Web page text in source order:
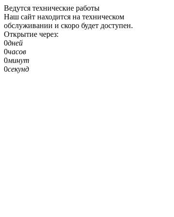
Ведутся технические работы
Наш сайт находится на техническом
обслуживании и скоро будет доступен.
Открытие через:
0дней
0часов
0минут
0секунд